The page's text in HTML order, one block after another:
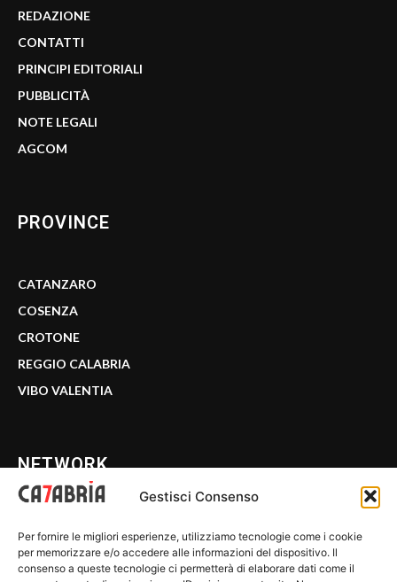
Gestisci Consenso
Per fornire le migliori esperienze, utilizziamo tecnologie come i cookie
per memorizzare e/o accedere alle informazioni del dispositivo. Il
consenso a queste tecnologie ci permetterà di elaborare dati come il
REDAZIONE
CONTATTI
PRINCIPI EDITORIALI
PUBBLICITÀ
NOTE LEGALI
AGCOM
PROVINCE
CATANZARO
COSENZA
CROTONE
REGGIO CALABRIA
VIBO VALENTIA
NETWORK
WE CALABRIA
C7 PLAY